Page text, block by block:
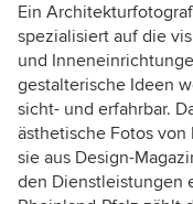
Ein
spezialisiert auf die
und
gestalterische Ideen
sicht- und erfahrbar.
ästhetische Fotos
sie aus Design-
den Dienstleistungen